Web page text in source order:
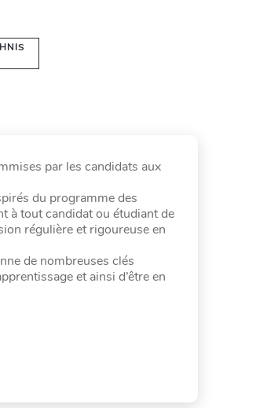
par les candidats aux
du programme des
à tout candidat ou étudiant de
régulière et rigoureuse en
de nombreuses clés
et ainsi d’être en